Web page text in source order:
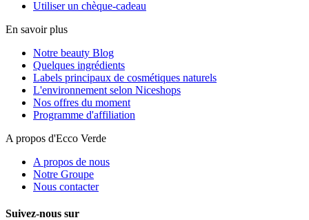
Utiliser un chèque-cadeau
En savoir plus
Notre beauty Blog
Quelques ingrédients
Labels principaux de cosmétiques naturels
L'environnement selon Niceshops
Nos offres du moment
Programme d'affiliation
A propos d'Ecco Verde
A propos de nous
Notre Groupe
Nous contacter
Suivez-nous sur